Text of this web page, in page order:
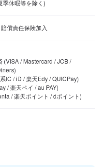
季休暇等を除く)
償責任保険加入
(VISA / Mastercard / JCB /
IC / iD / 楽天Edy / QUICPay)
/ 楽天ペイ / au PAY)
/ 楽天ポイント / dポイント)